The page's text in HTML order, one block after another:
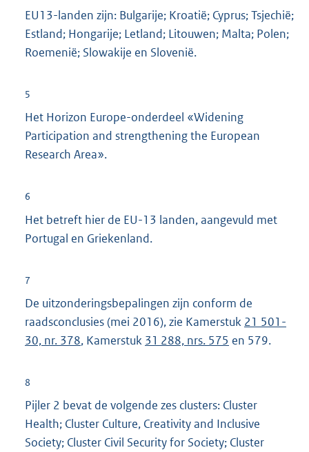
EU13-landen zijn: Bulgarije; Kroatië; Cyprus; Tsjechië;
Estland; Hongarije; Letland; Litouwen; Malta; Polen;
Roemenië; Slowakije en Slovenië.
5
Het Horizon Europe-onderdeel «Widening
Participation and strengthening the European
Research Area».
6
Het betreft hier de EU-13 landen, aangevuld met
Portugal en Griekenland.
7
De uitzonderingsbepalingen zijn conform de
raadsconclusies (mei 2016), zie Kamerstuk 21 501-
30, nr. 378, Kamerstuk 31 288, nrs. 575 en 579.
8
Pijler 2 bevat de volgende zes clusters: Cluster
Health; Cluster Culture, Creativity and Inclusive
Society; Cluster Civil Security for Society; Cluster